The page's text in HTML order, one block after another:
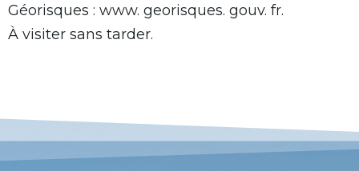
Géorisques : www. georisques. gouv. fr.
À visiter sans tarder.